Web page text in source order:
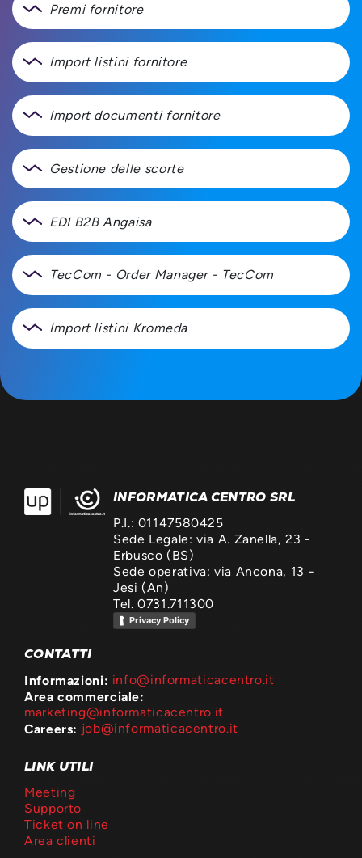
Premi fornitore
Import listini fornitore
Import documenti fornitore
Gestione delle scorte
EDI B2B Angaisa
TecCom - Order Manager - TecCom
Import listini Kromeda
INFORMATICA CENTRO SRL
P.I.: 01147580425
Sede Legale: via A. Zanella, 23 -
Erbusco (BS)
Sede operativa: via Ancona, 13 -
Jesi (An)
Tel. 0731.711300
Privacy Policy
CONTATTI
Informazioni: info@informaticacentro.it
Area commerciale:
marketing@informaticacentro.it
Careers: job@informaticacentro.it
LINK UTILI
Meeting
Supporto
Ticket on line
Area clienti